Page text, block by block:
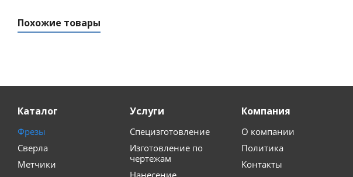
Похожие товары
Каталог
Фрезы
Сверла
Метчики
Услуги
Специзготовление
Изготовление по
чертежам
Компания
О компании
Политика
Контакты